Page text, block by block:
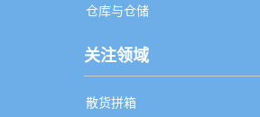
仓库与仓储
关注领域
散货拼箱